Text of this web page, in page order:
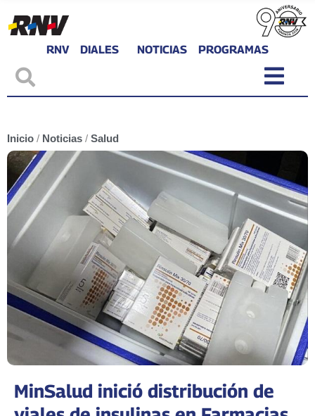
RNV DIALES NOTICIAS PROGRAMAS
Inicio / Noticias / Salud
MinSalud inició distribución de